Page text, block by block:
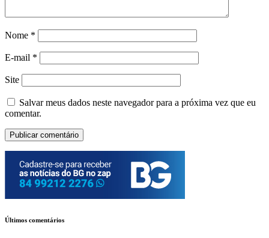
Nome *
E-mail *
Site
Salvar meus dados neste navegador para a próxima vez que eu
comentar.
Últimos comentários